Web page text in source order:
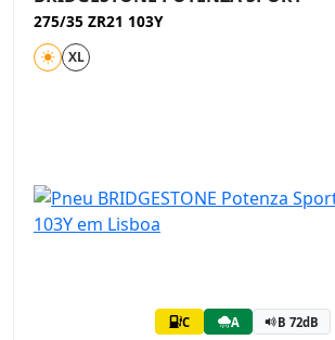
275/35 ZR21 103Y
XL
C A B 72dB